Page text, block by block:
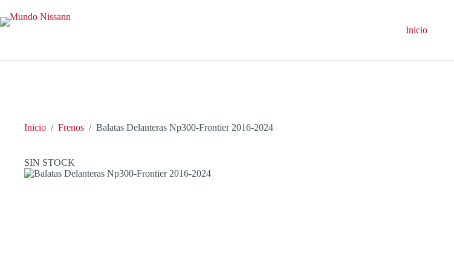
al
contenido
Inicio
Inicio / Frenos / Balatas Delanteras Np300-Frontier 2016-2024
SIN STOCK